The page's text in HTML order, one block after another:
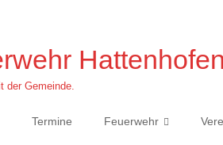
der Gemeinde.
Termine Feuerwehr